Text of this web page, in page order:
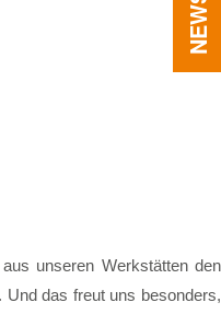
NEWS
unseren Werkstätten den
Und das freut uns besonders,